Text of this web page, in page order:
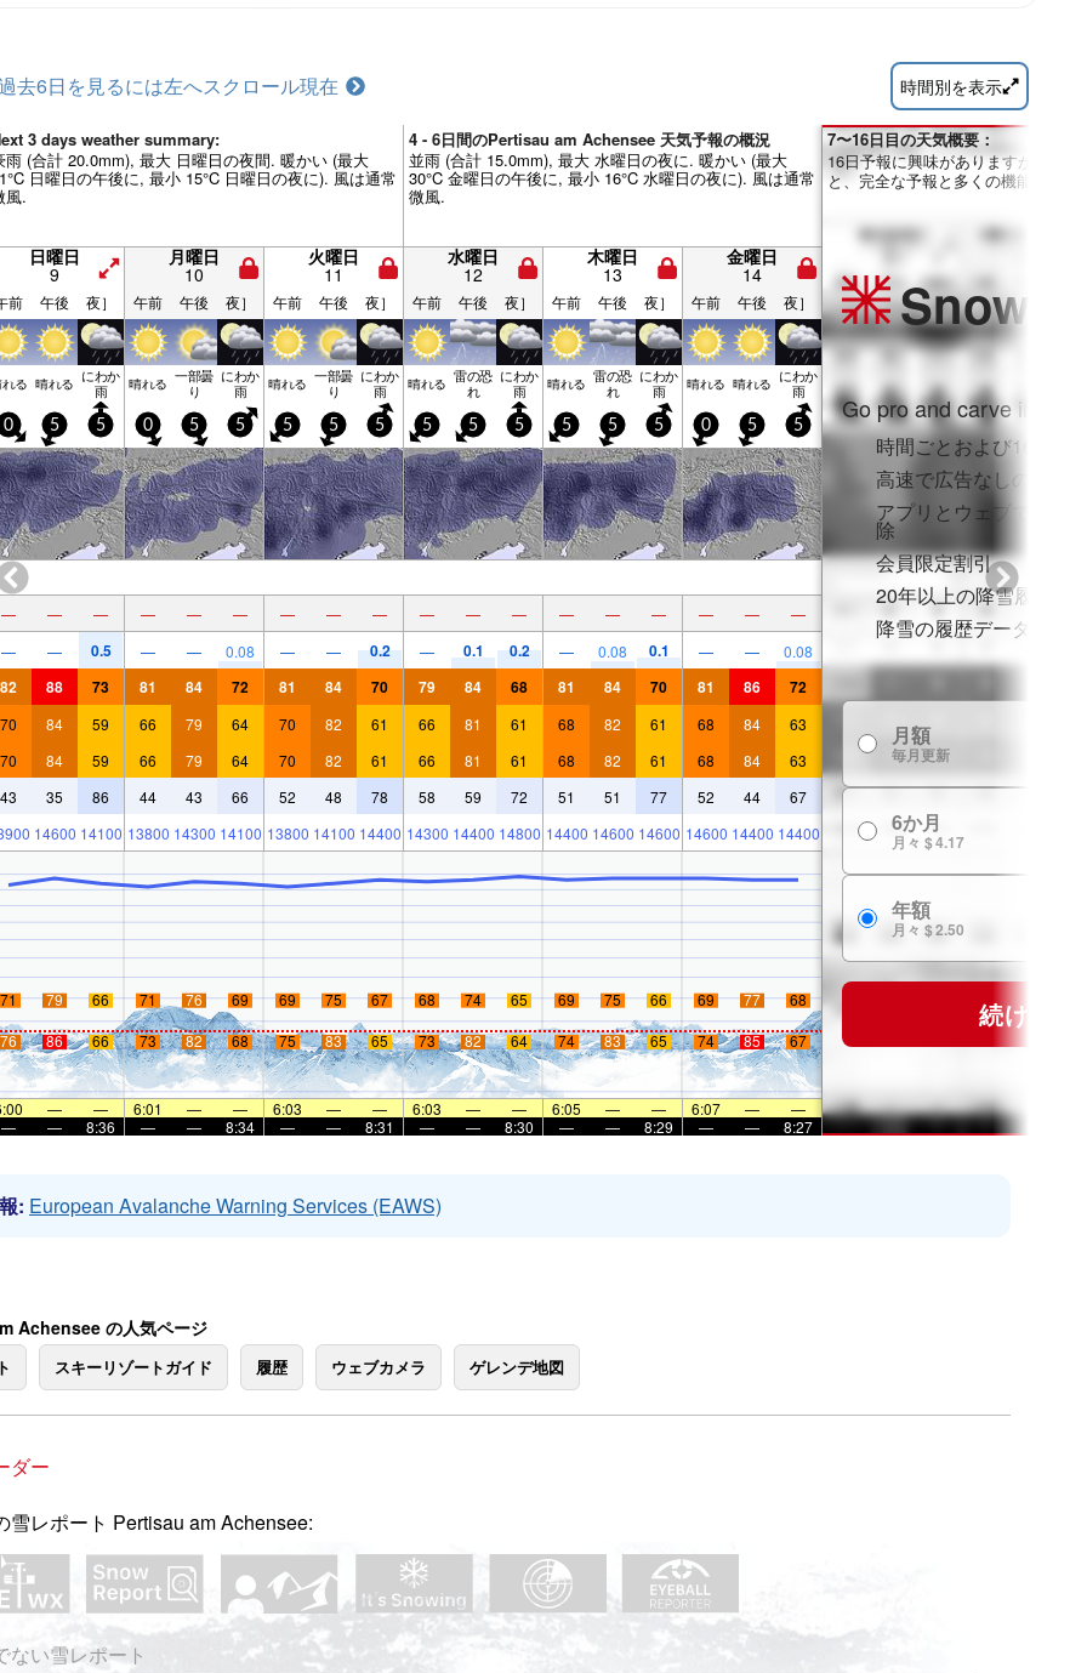
去6日を見るには左へスクロール現在 時間別を表示
3 days weather summary:
雨 (合計 20.0mm), 最大 日曜日の夜間. 暖かい (最大
日曜日の午後に, 最小 15°C 日曜日の夜に). 風は通常
風.
4 - 6日間のPertisau am Achensee 天気予報の概況
並雨 (合計 15.0mm), 最大 水曜日の夜に. 暖かい (最大
30°C 金曜日の午後に, 最小 16°C 水曜日の夜に). 風は通常
微風.
日曜日
9
月曜日
10
火曜日
11
水曜日
12
木曜日
13
金曜日
14
前 午後 夜］ 午前 午後 夜］ 午前 午後 夜］ 午前 午後 夜］ 午前 午後 夜］ 午前 午後 夜］
る 晴れる にわか
雨 晴れる 一部曇
り
にわか
雨 晴れる 一部曇
り
にわか
雨 晴れる 雷の恐
れ
にわか
雨 晴れる 雷の恐
れ
にわか
雨 晴れる 晴れる にわか
雨
0 5 5 0 5 5 5 5 5 5 5 5 5 5 5 0 5 5
— — — — — — — — — — — — — — — — —
—
—
— 0.5 — — 0.08 — — 0.2 — 0.1 0.2 — 0.08 0.1 — — 0.08
82 88 73 81 84 72 81 84 70 79 84 68 81 84 70 81 86 72
70 84 59 66 79 64 70 82 61 66 81 61 68 82 61 68 84
63
70
84 59 66 79 64 70 82 61 66 81 61 68 82 61 68 84
63
43
35 86 44 43 66 52 48 78 58 59 72 51 51 77 52 44
67
14600 14100 13800 14300 14100 13800 14100 14400 14300 14400 14800 14400 14600 14600 14600 14400 14400
71 79 66 71 76 69 69 75 67 68 74 65 69 75 66 69 77 68
76 86 66 73 82 68 75 83 65 73 82 64 74 83 65 74 85 67
— — 6:01 — — 6:03 — — 6:03 — — 6:05 — — 6:07 —
—
—
— 8:36 — — 8:34 — — 8:31 — — 8:30 — — 8:29 — — 8:27
7〜16日目の天気概要：
16日予報に興味がありますか？Pro
と、完全な予報と多くの機能を利用
Snow
Go pro and carve into:
時間ごとおよび16日間
高速で広告なしのブラ
アプリとウェブでフル
除
会員限定割引
20年以上の降雪履歴
降雪の履歴データ
月額
毎月更新
6か月
月々 $ 4.17
年額
月々 $ 2.50
続ける
: European Avalanche Warning Services (EAWS)
Achensee の人気ページ
スキーリゾートガイド 履歴 ウェブカメラ ゲレンデ地図
ダー
雪レポート Pertisau am Achensee:
ない雪レポート